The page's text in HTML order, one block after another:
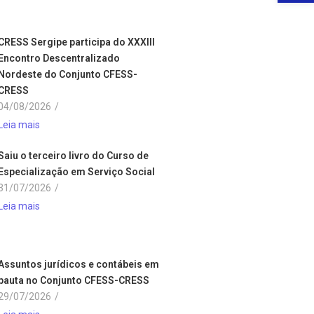
Sergipe participa do XXXIII
Descentralizado
do Conjunto CFESS-
08/2026 /
mais
o terceiro livro do Curso de
em Serviço Social
07/2026 /
mais
jurídicos e contábeis em
no Conjunto CFESS-CRESS
07/2026 /